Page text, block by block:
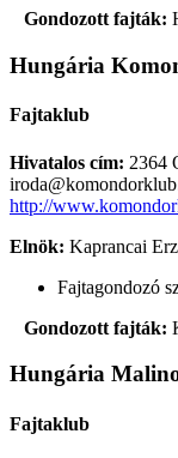
Gondozott fajták:
Hungária
Fajtaklub
Hivatalos cím: 2364
http://
Elnök: Kaprancai
Fajtagondozó
Gondozott fajták:
Hungária
Fajtaklub